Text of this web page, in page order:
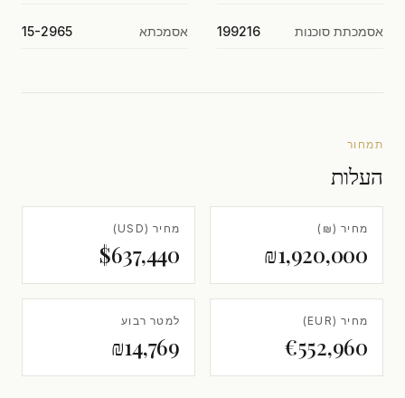
אסמכתת סוכנות 199216 אסמכתא 15-2965
תמחור
העלות
מחיר (₪)
₪1,920,000
מחיר (USD)
$637,440
מחיר (EUR)
€552,960
למטר רבוע
₪14,769